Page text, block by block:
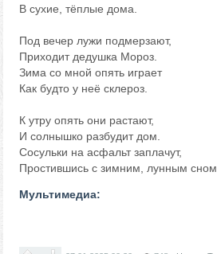
В сухие, тёплые дома.
Под вечер лужи подмерзают,
Приходит дедушка Мороз.
Зима cо мной опять играет
Как будто у неё склероз.
К утру опять они растают,
И солнышко разбудит дом.
Сосульки на асфальт заплачут,
Простившись с зимним, лунным сном.
Мультимедиа: